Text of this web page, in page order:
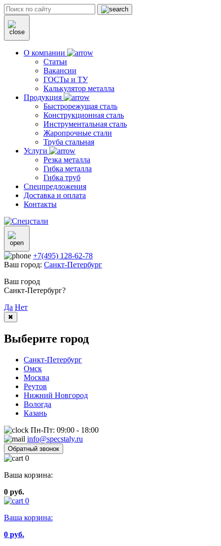
О компании
Статьи
Вакансии
ГОСТы и ТУ
Калькулятор металла
Продукция
Быстрорежущая сталь
Конструкционная сталь
Инструментальная сталь
Жаропрочные стали
Труба стальная
Услуги
Резка металла
Гибка металла
Гибка труб
Спецпредложения
Доставка и оплата
Контакты
+7(495) 128-62-78
Ваш город: Санкт-Петербург
Ваш город
Санкт-Петербург?
Да Нет
✖
Выберите город
Санкт-Петербург
Омск
Москва
Реутов
Нижний Новгород
Вологда
Казань
Пн-Пт: 09:00 - 18:00
info@specstaly.ru
Обратный звонок
0
Ваша корзина:
0 руб.
0
Ваша корзина:
0 руб.